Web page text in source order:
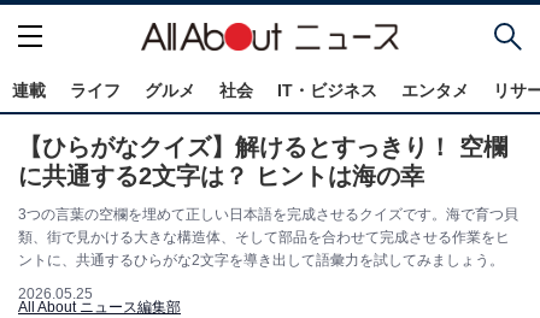
連載 ライフ グルメ 社会 IT・ビジネス エンタメ リサ
【ひらがなクイズ】解けるとすっきり！ 空欄
に共通する2文字は？ ヒントは海の幸
3つの言葉の空欄を埋めて正しい日本語を完成させるクイズです。海で育つ貝
類、街で見かける大きな構造体、そして部品を合わせて完成させる作業をヒ
ントに、共通するひらがな2文字を導き出して語彙力を試してみましょう。
2026.05.25
All About ニュース編集部